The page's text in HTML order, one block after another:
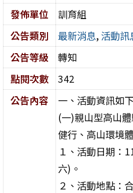
發佈單位
訓育組
公告類別
最新消息, 活動訊
公告等級
轉知
點閱次數
342
公告內容
一、活動資訊如
(一)親山型高山
健行、高山環境
１、活動日期：
六)。
２、活動地點：